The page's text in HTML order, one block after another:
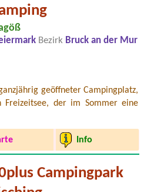
Bezirk Bruck an der Mur
geöffneter Campingplatz,
der im Sommer eine
Info
Campingpark